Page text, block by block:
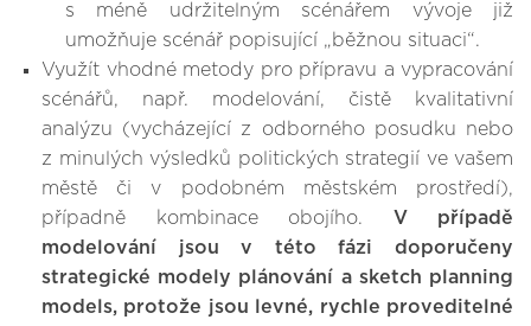
s méně udržitelným scénářem vývoje již
umožňuje scénář popisující „běžnou situaci“.
Využít vhodné metody pro přípravu a vypracování
scénářů, např. modelování, čistě kvalitativní
analýzu (vycházející z odborného posudku nebo
z minulých výsledků politických strategií ve vašem
městě či v podobném městském prostředí),
případně kombinace obojího. V případě
modelování jsou v této fázi doporučeny
strategické modely plánování a sketch planning
models, protože jsou levné, rychle proveditelné